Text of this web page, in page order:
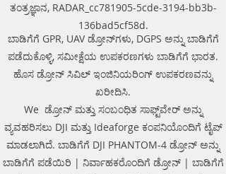
ತಂತ್ರಜ್ಞಾನ, RADAR_cc781905-5cde-3194-bb3b-
136bad5cf58d.
ಬಾಡಿಗೆಗೆ GPR, UAV ಡ್ರೋನ್‌ಗಳು, DGPS ಅನ್ನು ಬಾಡಿಗೆಗೆ
ಪಡೆದುಕೊಳ್ಳಿ, ಸಮೀಕ್ಷೆಯ ಉಪಕರಣಗಳು ಬಾಡಿಗೆಗೆ ಭಾರತ.
ಹೊಸ ಡ್ರೋನ್ ಸಿವಿಲ್ ಇಂಜಿನಿಯರಿಂಗ್ ಉಪಕರಣವನ್ನು
ಖರೀದಿಸಿ.
We ಡ್ರೋನ್ ಮತ್ತು ಸಂಬಂಧಿತ ಸಾಫ್ಟ್‌ವೇರ್ ಅನ್ನು
ವ್ಯವಹರಿಸಲು DJI ಮತ್ತು Ideaforge ಕಂಪನಿಯೊಂದಿಗೆ ಟೈಪ್
ಮಾಡಲಾಗಿದೆ. ಬಾಡಿಗೆಗೆ DJI PHANTOM-4 ಡ್ರೋನ್ ಅನ್ನು
ಬಾಡಿಗೆಗೆ ಪಡೆಯಿರಿ | ನಿರ್ವಾಹಕರೊಂದಿಗೆ ಡ್ರೋನ್ | ಬಾಡಿಗೆಗೆ